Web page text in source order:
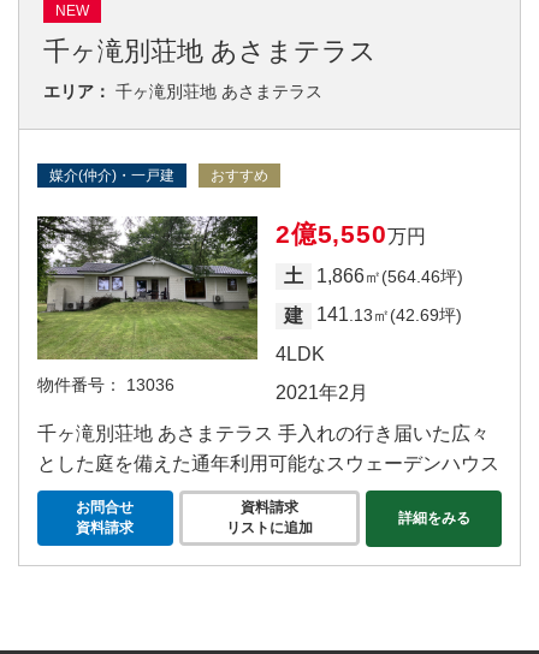
千ヶ滝別荘地 あさまテラス
NEW
エリア： 千ヶ滝別荘地 あさまテラス
媒介(仲介)・一戸建 おすすめ
物件番号： 13036
2億5,550万円
土
1,866㎡(564.46坪)
建 141.13㎡(42.69坪)
4LDK
2021年2月
千ヶ滝別荘地 あさまテラス 手入れの行き届いた広々
とした庭を備えた通年利用可能なスウェーデンハウス
お問合せ
資料請求
資料請求
リストに追加
詳細をみる